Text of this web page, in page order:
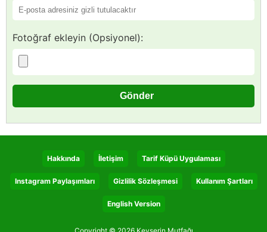
Fotoğraf ekleyin (Opsiyonel):
Hakkında İletişim Tarif Küpü Uygulaması
Instagram Paylaşımları Gizlilik Sözleşmesi Kullanım Şartları
English Version